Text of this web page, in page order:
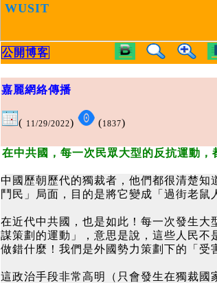
WUSIT
公開博客
嘉麗網絡傳播
( 11/29/2022) (1837)
在中共國，每一次民眾大型的反抗運動
中國歷朝歷代的獨裁者，他們都很清楚
鬥民」局面，目的是將它變成「過街老鼠
在近代中共國，也是如此！每一次發生
謀策劃的運動」，意思是說，這些人民
做錯什麼！我們是外國勢力策劃下的「
這政治手段非常高明（只會發生在獨裁